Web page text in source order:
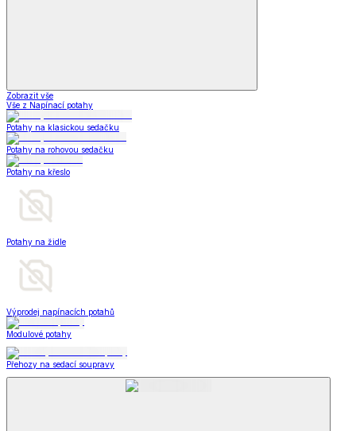
Zobrazit vše
Vše z Napínací potahy
Potahy na klasickou sedačku
Potahy na rohovou sedačku
Potahy na křeslo
Potahy na židle
Výprodej napínacích potahů
Modulové potahy
Přehozy na sedací soupravy